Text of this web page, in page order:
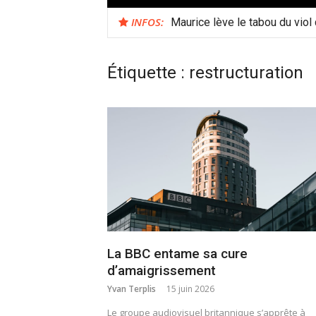
INFOS: Maurice lève le tabou du viol
Étiquette : restructuration
La BBC entame sa cure
d’amaigrissement
Yvan Terplis 15 juin 2026
Le groupe audiovisuel britannique s’apprête à